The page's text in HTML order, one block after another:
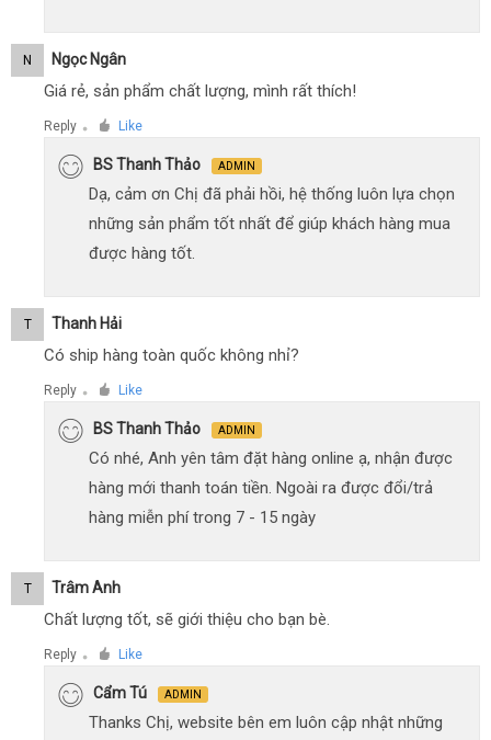
N Ngọc Ngân
Giá rẻ, sản phẩm chất lượng, mình rất thích!
Reply ● Like
BS Thanh Thảo ADMIN
Dạ, cảm ơn Chị đã phải hồi, hệ thống luôn lựa chọn
những sản phẩm tốt nhất để giúp khách hàng mua
được hàng tốt.
T Thanh Hải
Có ship hàng toàn quốc không nhỉ?
Reply ● Like
BS Thanh Thảo ADMIN
Có nhé, Anh yên tâm đặt hàng online ạ, nhận được
hàng mới thanh toán tiền. Ngoài ra được đổi/trả
hàng miễn phí trong 7 - 15 ngày
T Trâm Anh
Chất lượng tốt, sẽ giới thiệu cho bạn bè.
Reply ● Like
Cẩm Tú ADMIN
Thanks Chị, website bên em luôn cập nhật những